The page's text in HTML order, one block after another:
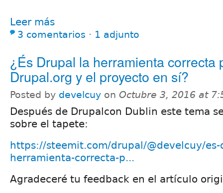
Leer más
3 comentarios ⋅ 1 adjunto
¿És Drupal la herramienta correcta
Drupal.org y el proyecto en sí?
Posted by develcuy on Octubre 3, 2016 at
Después de Drupalcon Dublin este tema
sobre el tapete:
https://steemit.com/drupal/@develcuy/
herramienta-correcta-p...
Agradeceré tu feedback en el artículo